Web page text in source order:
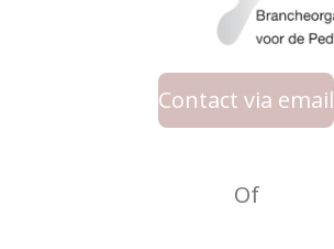
Contact via email
Of